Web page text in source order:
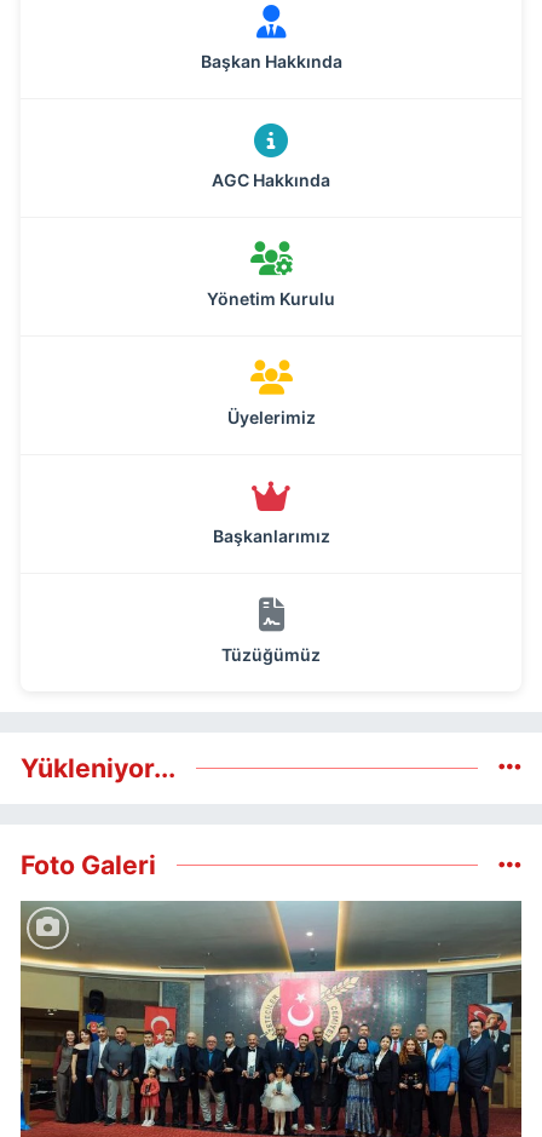
Başkan Hakkında
AGC Hakkında
Yönetim Kurulu
Üyelerimiz
Başkanlarımız
Tüzüğümüz
Yükleniyor...
Foto Galeri